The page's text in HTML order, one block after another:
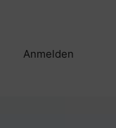
Anmelden